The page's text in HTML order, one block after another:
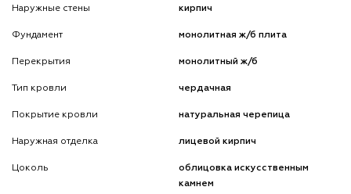
Наружные стены кирпич
Фундамент монолитная ж/б плита
Перекрытия монолитный ж/б
Тип кровли чердачная
Покрытие кровли натуральная черепица
Наружная отделка лицевой кирпич
Цоколь
облицовка искусственным
камнем